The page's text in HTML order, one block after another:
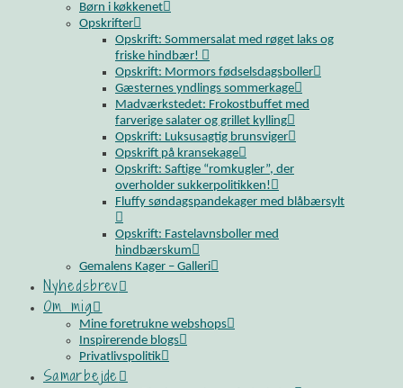
Børn i køkkenet
Opskrifter
Opskrift: Sommersalat med røget laks og
friske hindbær!
Opskrift: Mormors fødselsdagsboller
Gæsternes yndlings sommerkage
Madværkstedet: Frokostbuffet med
farverige salater og grillet kylling
Opskrift: Luksusagtig brunsviger
Opskrift på kransekage
Opskrift: Saftige “romkugler”, der
overholder sukkerpolitikken!
Fluffy søndagspandekager med blåbærsylt
Opskrift: Fastelavnsboller med
hindbærskum
Gemalens Kager – Galleri
Nyhedsbrev
Om mig
Mine foretrukne webshops
Inspirerende blogs
Privatlivspolitik
Samarbejde